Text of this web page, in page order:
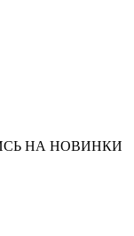
НА НОВИНКИ